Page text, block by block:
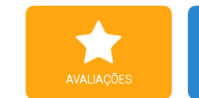
AVALIAÇÕES